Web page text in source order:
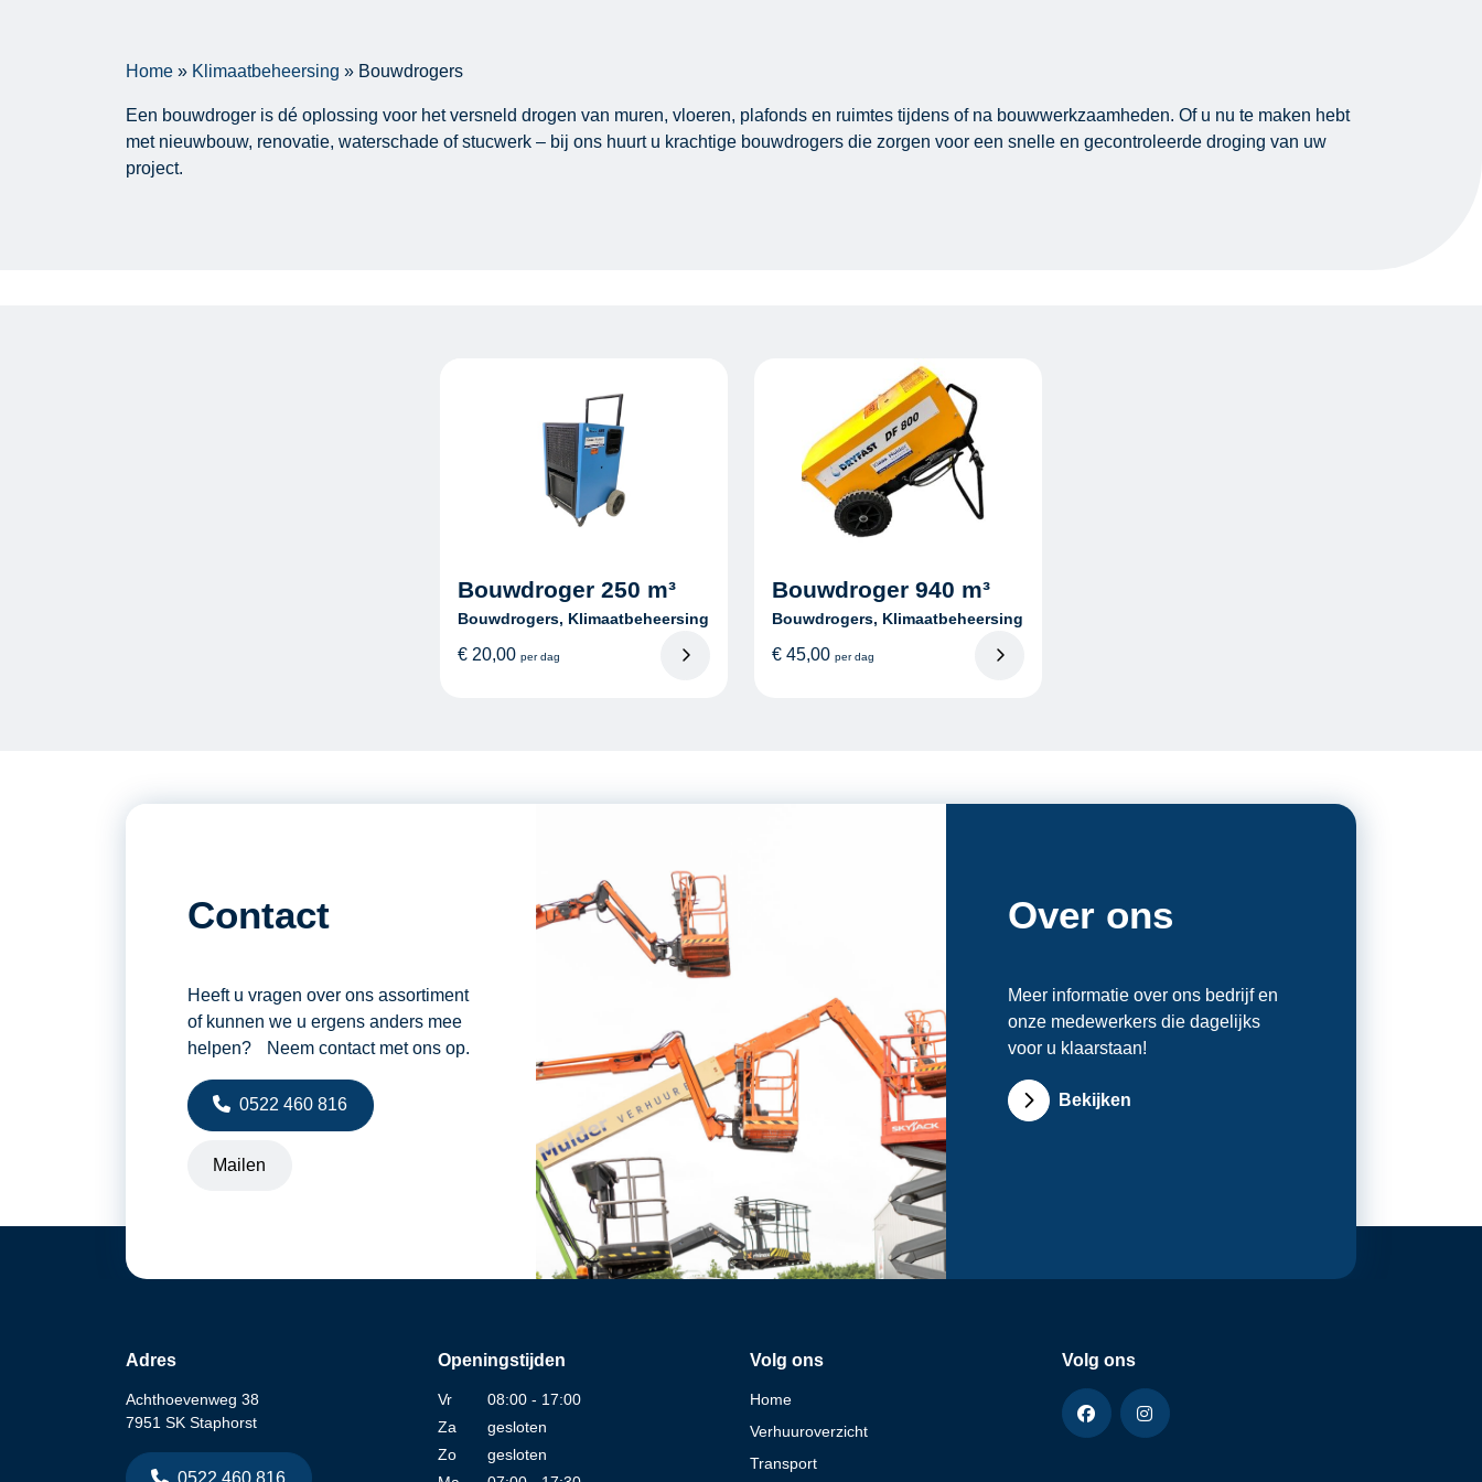
Home » Klimaatbeheersing » Bouwdrogers
Een bouwdroger is dé oplossing voor het versneld drogen van muren, vloeren, plafonds en ruimtes tijdens of na bouwwerkzaamheden. Of u nu te maken hebt
met nieuwbouw, renovatie, waterschade of stucwerk – bij ons huurt u krachtige bouwdrogers die zorgen voor een snelle en gecontroleerde droging van uw
project.
Bouwdroger 250 m³
Bouwdrogers, Klimaatbeheersing
€ 20,00 per dag
Bouwdroger 940 m³
Bouwdrogers, Klimaatbeheersing
€45,00 per dag
Contact
Heeft u vragen over ons assortiment
of kunnen we u ergens anders mee
helpen? Neem contact met ons op.
0522 460 816
Mailen
Over ons
Meer informatie over ons bedrijf en
onze medewerkers die dagelijks
voor u klaarstaan!
Bekijken
Adres
Achthoevenweg 38
7951 SK Staphorst
0522 460 816
Openingstijden
Vr
08:00 - 17:00
Za
gesloten
Zo
gesloten
Volg ons
Home
Verhuuroverzicht
Transport
Volg ons